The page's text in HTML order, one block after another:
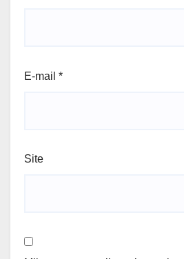
E-mail *
Site